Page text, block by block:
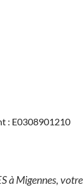
: E0308901210
à Migennes,